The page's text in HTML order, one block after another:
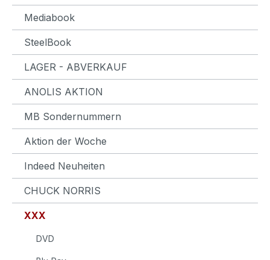
Mediabook
SteelBook
LAGER - ABVERKAUF
ANOLIS AKTION
MB Sondernummern
Aktion der Woche
Indeed Neuheiten
CHUCK NORRIS
XXX
DVD